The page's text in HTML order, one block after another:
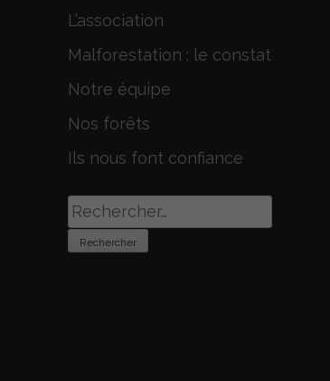
L’association
Malforestation : le constat
Notre équipe
Nos forêts
Ils nous font confiance
Rechercher :